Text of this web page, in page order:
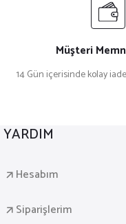
Müşteri
14 Gün içerisinde kolay
YARDIM
Hesabım
Siparişlerim